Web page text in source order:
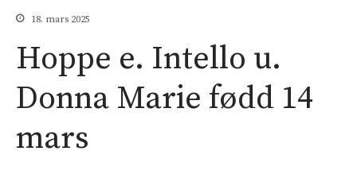
Åringer 2025
Åringer 2024
Åringer 2023
18. mars 2025
Hoppe e. Intello u.
Donna Marie fødd 14
mars